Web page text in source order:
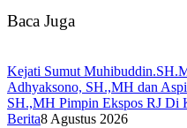
Baca Juga
Kejati Sumut
Adhyaksono, SH.,MH dan
SH.,MH Pimpin Ekspos RJ Di
Berita8 Agustus 2026